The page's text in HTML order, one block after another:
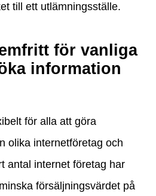
till ett utlämningsställe.
för vanliga
information
för alla att göra
olika internetföretag och
antal internet företag har
försäljningsvärdet på